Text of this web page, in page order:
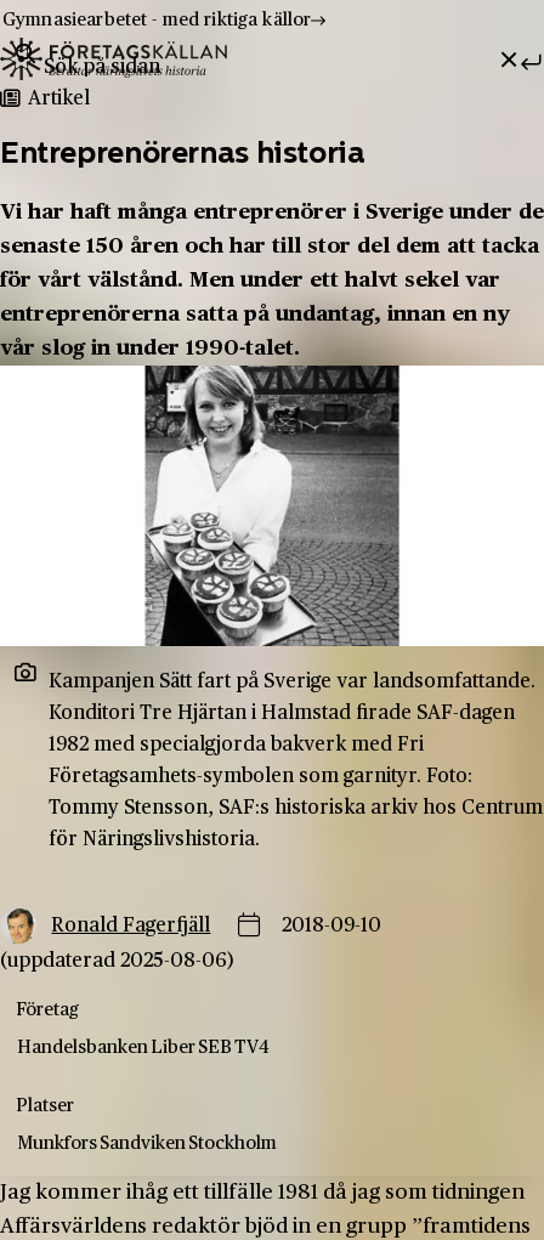
Hoppa till innehåll
Till innehåll
Gymnasiearbetet - med riktiga källor
Sök efter:
Artikel
Entreprenörernas historia
Vi har haft många entreprenörer i Sverige under de
senaste 150 åren och har till stor del dem att tacka
för vårt välstånd. Men under ett halvt sekel var
entreprenörerna satta på undantag, innan en ny
vår slog in under 1990-talet.
Kampanjen Sätt fart på Sverige var landsomfattande.
Konditori Tre Hjärtan i Halmstad firade SAF-dagen
1982 med specialgjorda bakverk med Fri
Företagsamhets-symbolen som garnityr. Foto:
Tommy Stensson, SAF:s historiska arkiv hos Centrum
för Näringslivshistoria.
Ronald Fagerfjäll
2018-09-10
(uppdaterad 2025-08-06)
Företag
Handelsbanken Liber SEB TV4
Platser
Munkfors Sandviken Stockholm
Jag kommer ihåg ett tillfälle 1981 då jag som tidningen
Affärsvärldens redaktör bjöd in en grupp ”framtidens